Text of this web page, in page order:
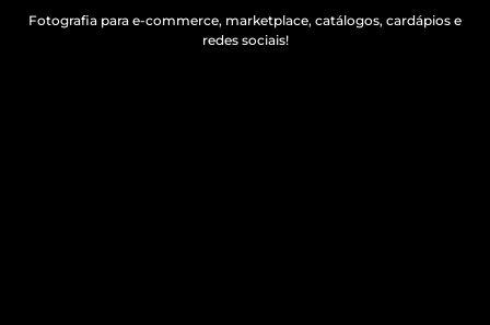
Fotografia para e-commerce, marketplace, catálogos, cardápios e
redes sociais!